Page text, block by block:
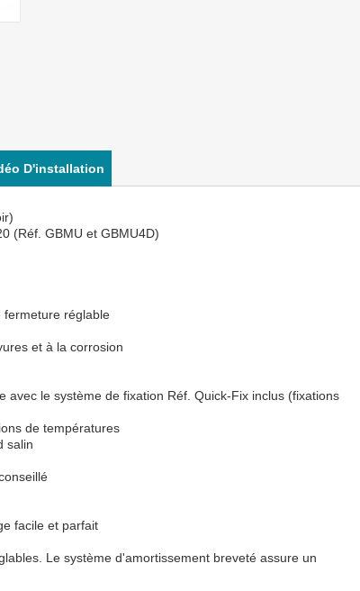
D'installation
(Réf. GBMU et GBMU4D)
fermeture réglable
et à la corrosion
le système de fixation Réf. Quick-Fix inclus (fixations
de températures
salin
facile et parfait
Le système d'amortissement breveté assure un